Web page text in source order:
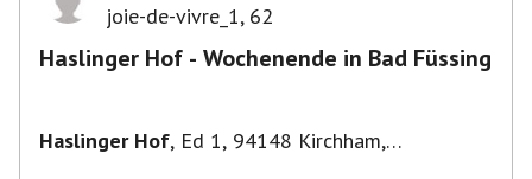
joie-de-vivre_1, 62
Haslinger Hof - Wochenende in Bad Füssing
Haslinger Hof, Ed 1, 94148 Kirchham,